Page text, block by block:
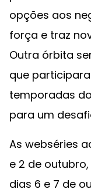
opções aos
força e traz
Outra órbita
que
temporadas
para um
As webséries
e 2 de
dias 6 e 7 de